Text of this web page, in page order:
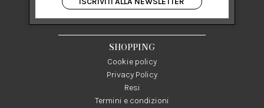
84122 Salerno Italia
P IVA 03024950655
SHOPPING
Cookie policy
Privacy Policy
Resi
Termini e condizioni